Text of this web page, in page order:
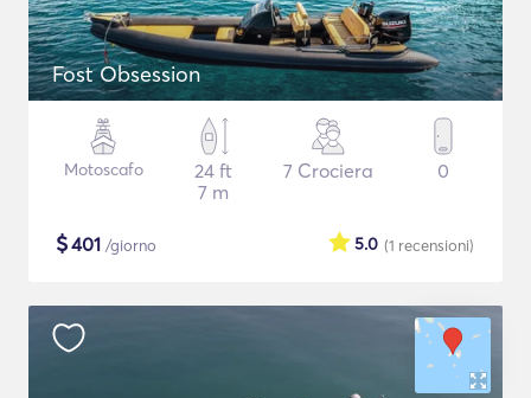
Fost Obsession
Motoscafo
24 ft
7 m
7 Crociera 0
$401 /giorno (1 recensioni)
5.0